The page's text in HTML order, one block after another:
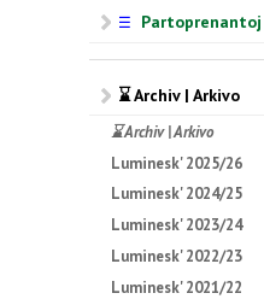
☰ Partoprenantoj
⌛ Archiv | Arkivo
⌛ Archiv | Arkivo
Luminesk' 2025/26
Luminesk' 2024/25
Luminesk' 2023/24
Luminesk' 2022/23
Luminesk' 2021/22